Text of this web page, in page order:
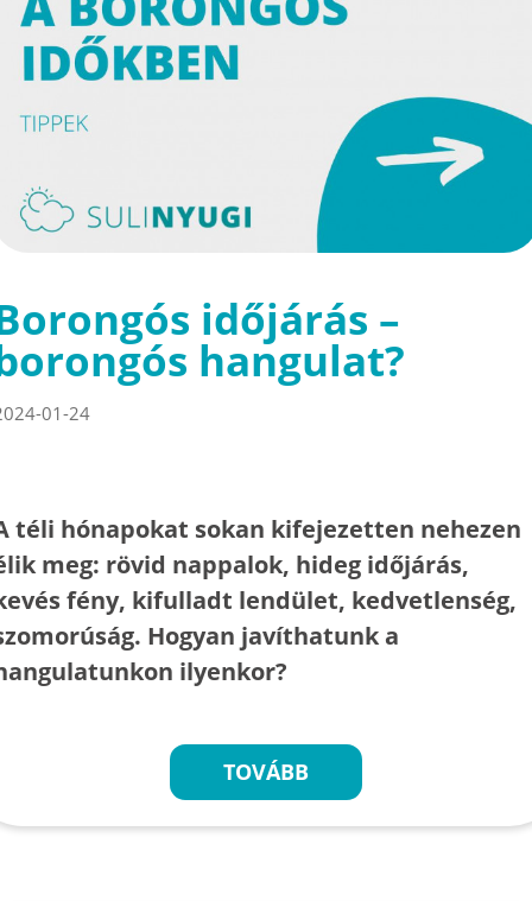
időjárás –
hangulat?
01-24
téli hónapokat sokan kifejezetten nehezen
meg: rövid nappalok, hideg időjárás,
fény, kifulladt lendület, kedvetlenség,
Hogyan javíthatunk a
ilyenkor?
TOVÁBB